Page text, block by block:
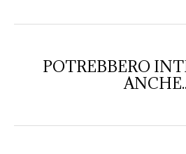
POTREBBERO